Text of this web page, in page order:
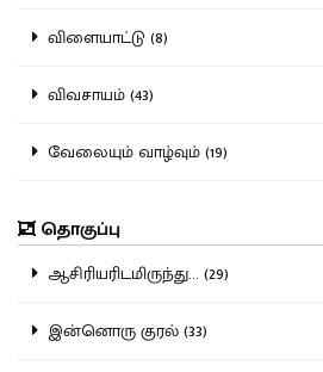
விளையாட்டு (8)
விவசாயம் (43)
வேலையும் வாழ்வும் (19)
தொகுப்பு
ஆசிரியரிடமிருந்து... (29)
இன்னொரு குரல் (33)